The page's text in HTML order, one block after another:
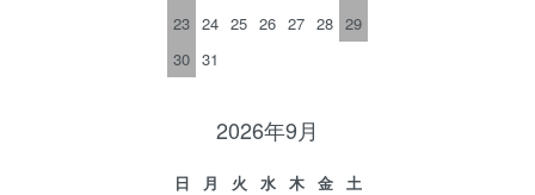
23 24 25 26 27 28 29
30 31
2026年9月
日 月 火 水 木 金
土